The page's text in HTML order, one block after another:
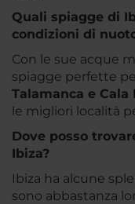
Quali spiagge di
condizioni di
Con le sue acque
spiagge perfette
Talamanca e Cala
le migliori località
Dove posso
Ibiza?
Ibiza ha alcune
sono abbastanza